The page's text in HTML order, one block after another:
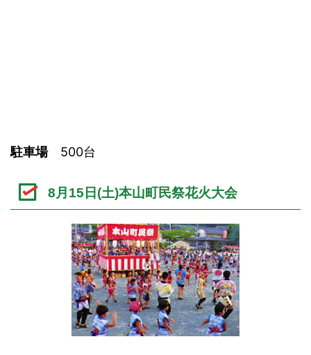
駐車場500台
8月15日(土)本山町民祭花火大会